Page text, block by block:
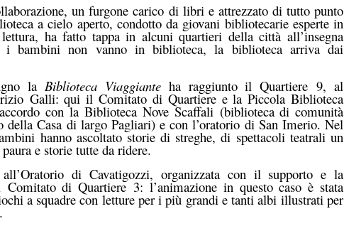
un furgone carico di libri e attrezzato di tutto punto
a cielo aperto, condotto da giovani bibliotecarie esperte in
ha fatto tappa in alcuni quartieri della città all’insegna
i bambini non vanno in biblioteca, la biblioteca arriva dai
la Biblioteca Viaggianteha raggiunto ilQuartiere 9,al
Galli: qui il Comitato di Quartiere e la Piccola Biblioteca
con laBiblioteca Nove Scaffali (biblioteca di comunità
della Casa di largo Pagliari) e con l’oratorio di San Imerio. Nel
hanno ascoltato storie di streghe, di spettacoli teatrali un
e storie tutte da ridere.
Oratorio di Cavatigozzi, organizzata con il supporto e la
Comitato di Quartiere 3: l’animazione in questo caso è stata
a squadre con letture per i più grandi e tanti albi illustrati per